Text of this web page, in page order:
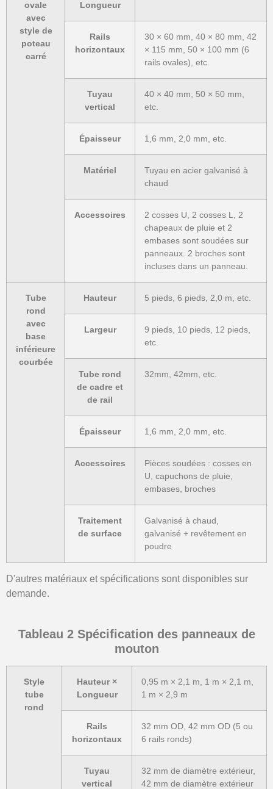
ovale
avec
style de
poteau
carré
Longueur
Rails
horizontaux
30 × 60 mm, 40 × 80 mm, 42
× 115 mm, 50 × 100 mm (6
rails ovales), etc.
Tuyau
vertical
40 × 40 mm, 50 × 50 mm,
etc.
Épaisseur 1,6 mm, 2,0 mm, etc.
Matériel
Tuyau en acier galvanisé à
chaud
Accessoires
2 cosses U, 2 cosses L, 2
chapeaux de pluie et 2
embases sont soudées sur
panneaux. 2 broches sont
incluses dans un panneau.
Tube
rond
avec
base
inférieure
courbée
Hauteur 5 pieds, 6 pieds, 2,0 m, etc.
Largeur
9 pieds, 10 pieds, 12 pieds,
etc.
Tube rond
de cadre et
de rail
32mm, 42mm, etc.
Épaisseur 1,6 mm, 2,0 mm, etc.
Accessoires
Pièces soudées : cosses en
U, capuchons de pluie,
embases, broches
Traitement
de surface
Galvanisé à chaud,
galvanisé + revêtement en
poudre
D'autres matériaux et spécifications sont disponibles sur
demande.
Tableau 2 Spécification des panneaux de
mouton
Style
tube
rond
Hauteur ×
Longueur
0,95 m × 2,1 m, 1 m × 2,1 m,
1 m × 2,9 m
Rails
horizontaux
32 mm OD, 42 mm OD (5 ou
6 rails ronds)
Tuyau
vertical
32 mm de diamètre extérieur,
42 mm de diamètre extérieur